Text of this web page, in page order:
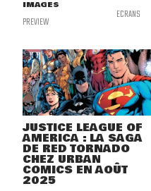
IMAGES
PREVIEW ECRANS
JUSTICE LEAGUE OF
AMERICA : LA SAGA
DE RED TORNADO
CHEZ URBAN
COMICS EN AOÛT
2025